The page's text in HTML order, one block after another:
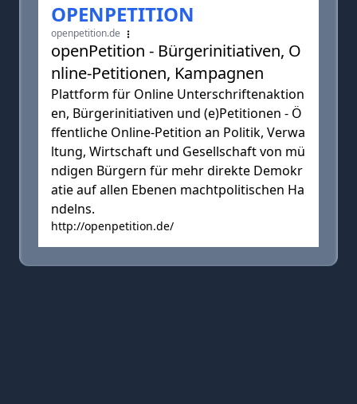
OPENPETITION
openpetition.de
openPetition - Bürgerinitiativen, O
nline-Petitionen, Kampagnen
Plattform für Online Unterschriftenaktion
en, Bürgerinitiativen und (e)Petitionen - Ö
ffentliche Online-Petition an Politik, Verwa
ltung, Wirtschaft und Gesellschaft von mü
ndigen Bürgern für mehr direkte Demokr
atie auf allen Ebenen machtpolitischen Ha
ndelns.
http://openpetition.de/